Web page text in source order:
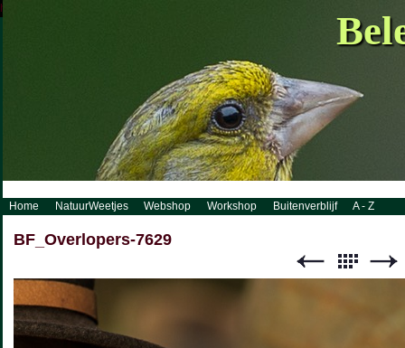
http://www.visueelconcept.nl/sitemap.xml.gz
Home NatuurWeetjes Webshop Workshop Buitenverblijf A - Z
BF_Overlopers-7629